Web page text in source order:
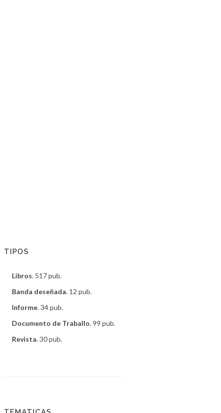
TIPOS
Libros. 517 pub.
Banda deseñada. 12 pub.
Informe. 34 pub.
Documento de Traballo. 99 pub.
Revista. 30 pub.